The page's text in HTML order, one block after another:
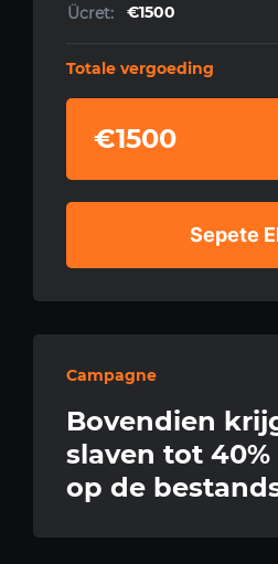
€1500
Totale vergoeding
€1500
Sepete
Campagne
Bovendien
slaven tot
op de